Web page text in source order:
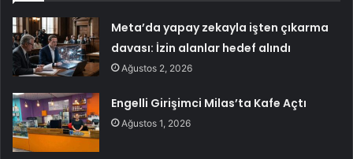
Meta’da yapay zekayla işten çıkarma
davası: İzin alanlar hedef alındı
Ağustos 2, 2026
Engelli Girişimci Milas’ta Kafe Açtı
Ağustos 1, 2026